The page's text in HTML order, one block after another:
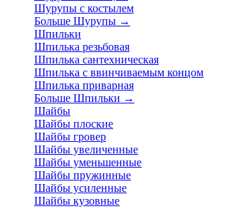
Шурупы с костылем
Больше Шурупы →
Шпильки
Шпилька резьбовая
Шпилька сантехническая
Шпилька с ввинчиваемым концом
Шпилька приварная
Больше Шпильки →
Шайбы
Шайбы плоские
Шайбы гровер
Шайбы увеличенные
Шайбы уменьшенные
Шайбы пружинные
Шайбы усиленные
Шайбы кузовные